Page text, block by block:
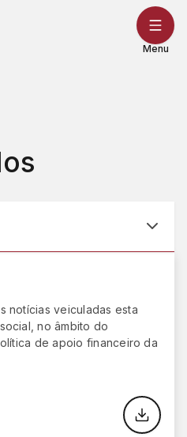
Menu
notícias veiculadas esta
no âmbito do
de apoio financeiro da